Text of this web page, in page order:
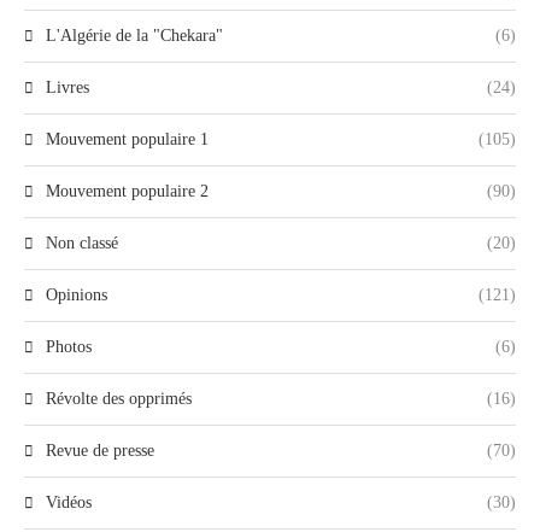
L'Algérie de la "Chekara" (6)
Livres (24)
Mouvement populaire 1 (105)
Mouvement populaire 2 (90)
Non classé (20)
Opinions (121)
Photos (6)
Révolte des opprimés (16)
Revue de presse (70)
Vidéos (30)